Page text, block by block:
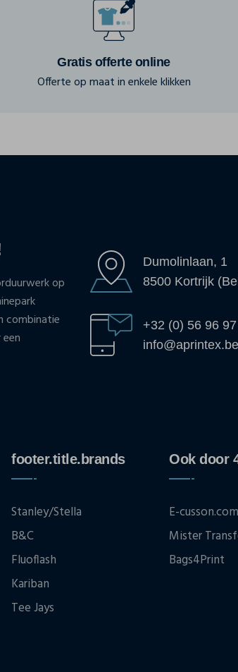
Gratis offerte online
Offerte op maat in enkele klikken
op
combinatie
Dumolinlaan, 1
8500 Kortrijk
+32 (0) 56 96
info@aprintex.be
footer.title.brands
Stanley/Stella
B&C
Fluoflash
Kariban
Tee Jays
Ook door
E-cusson.com
Mister
Bags4Print